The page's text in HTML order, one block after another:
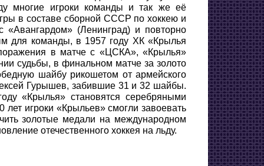
многие игроки команды и так же её
в составе сборной СССР по хоккею и
(Ленинград) и повторно
для команды, в 1957 году ХК «Крылья
в матче с «ЦСКА», «Крылья»
судьбы, в финальном матче за золото
шайбу рикошетом от армейского
Гурышев, забившие 31 и 32 шайбы.
«Крылья» становятся серебряными
игроки «Крыльев» смогли завоевать
золотые медали на международном
отечественного хоккея на льду.